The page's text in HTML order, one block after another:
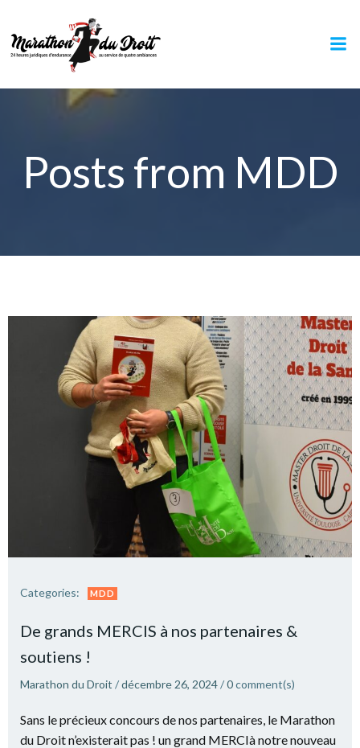
Posts from MDD
Categories: MDD
De grands MERCIS à nos partenaires &
soutiens !
Marathon du Droit /décembre 26, 2024/0comment(s)
Sans le précieux concours de nos partenaires, le Marathon
du Droit n’existerait pas ! un grand MERCIà notre nouveau